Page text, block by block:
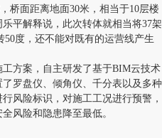
桥面距离地面30米，相当于10层楼
平解释说，此次转体就相当将37架
50度，还不能对既有的运营线产生
方案，自主研发了基于BIM云技术
罗盘仪、倾角仪、千分表以及多种
风险标识，对施工工况进行预警，
风险和隐患降至最低。